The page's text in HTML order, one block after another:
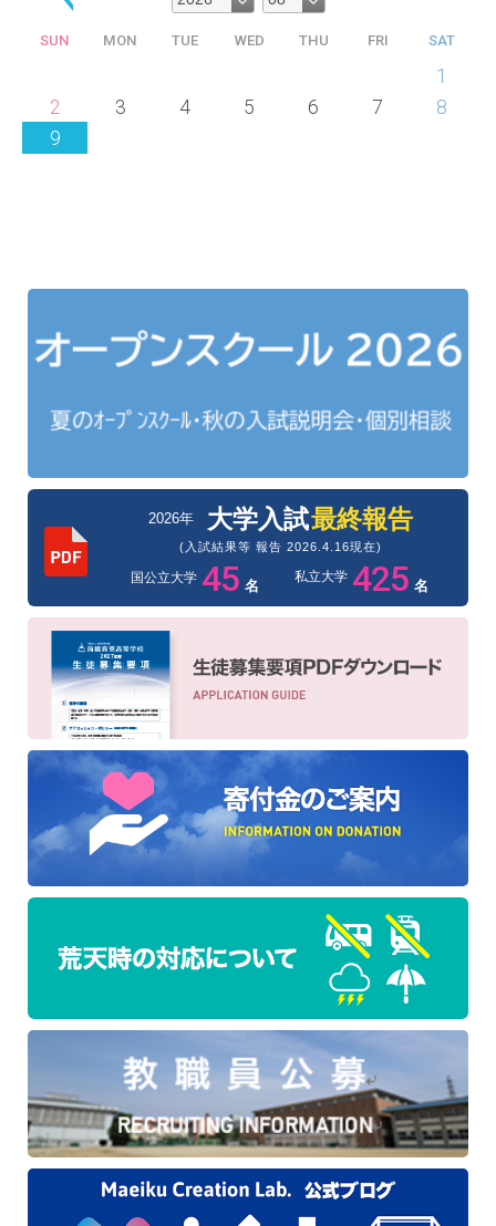
SUN MON TUE WED THU FRI SAT
1
2
3 4 5 6 7
8
9
2026年 大学入試最終報告
(入試結果等 報告 2026.4.16現在)
国公立大学 45 名
私立大学 425 名